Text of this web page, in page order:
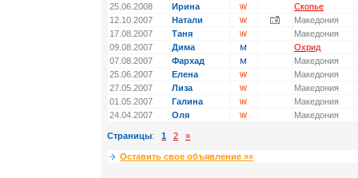
25.06.2008
Ирина
Скопье
12.10.2007
Натали
Македония
17.08.2007
Таня
Македония
09.08.2007
Дима
Охрид
07.08.2007
Фархад
Македония
25.06.2007
Елена
Македония
27.05.2007
Лиза
Македония
01.05.2007
Галина
Македония
24.04.2007
Оля Македония
Страницы: 1 2 »
Оставить свое объявление »»